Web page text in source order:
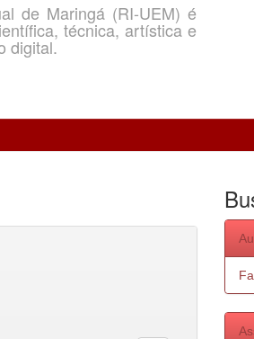
de Maringá (RI-UEM) é
técnica, artística e
digital.